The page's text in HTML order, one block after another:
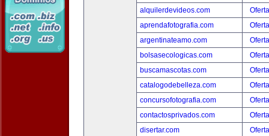
alquilerdevideos.com
aprendafotografia.com
argentinateamo.com
bolsasecologicas.com
buscamascotas.com
catalogodebelleza.com
concursofotografia.com
contactosprivados.com
disertar.com